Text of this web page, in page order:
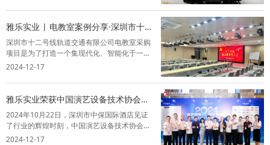
为与会者创造一个舒适、高效的交流环境。以
下是打造卓越会议音视频系统的几个关键因
素...
雅乐实业 | 电教室案例分享·深圳市十二
号线轨道交通有限公司
深圳市十二号线轨道交通有限公司电教室采购
项目是为了打造一个集现代化、智能化于一体
的培训环境。这个新环境不仅将为员工提供一
他们的专业技能和工作效率，从而推动公司整
体发展。雅乐作为该项目的解决方案提供商
和...
2024-12-17
雅乐实业荣获中国演艺设备技术协会深
圳市办事处成立五周年突出贡献奖！
2024年10月22日，深圳市中保国际酒店见证
了行业的辉煌时刻，中国演艺设备技术协会深
圳市办事处成立五周年庆典暨技术交流会盛大
2024-12-17